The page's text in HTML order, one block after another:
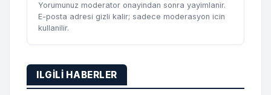
Yorumunuz moderator onayindan sonra yayimlanir.
E-posta adresi gizli kalir; sadece moderasyon icin
kullanilir.
ILGILI HABERLER